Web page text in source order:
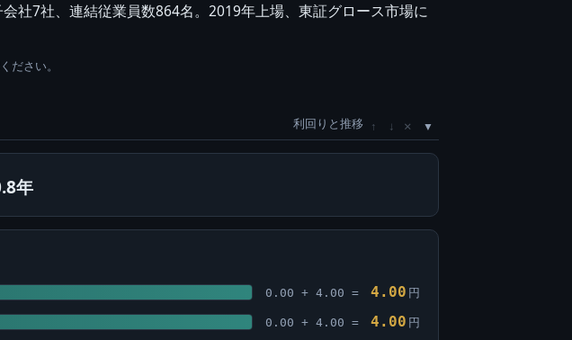
社7社、連結従業員数864名。2019年上場、東証グロース市場に
ださい。
利回りと推移 ↑ ↓ ×
年
0.00 + 4.00 = 4.00 円
0.00 + 4.00 = 4.00 円